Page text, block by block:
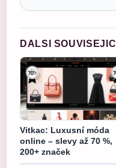
DALSI
Vitkac: Luxusní móda
online – slevy až 70 %,
200+ značek